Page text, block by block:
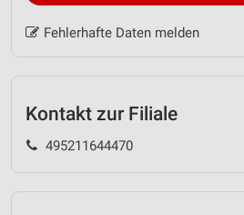
Fehlerhafte Daten melden
Kontakt zur Filiale
495211644470